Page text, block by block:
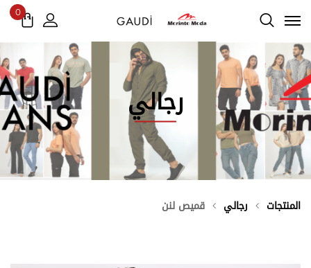
0
رجالي
المنتجات رجالي قميص لنن